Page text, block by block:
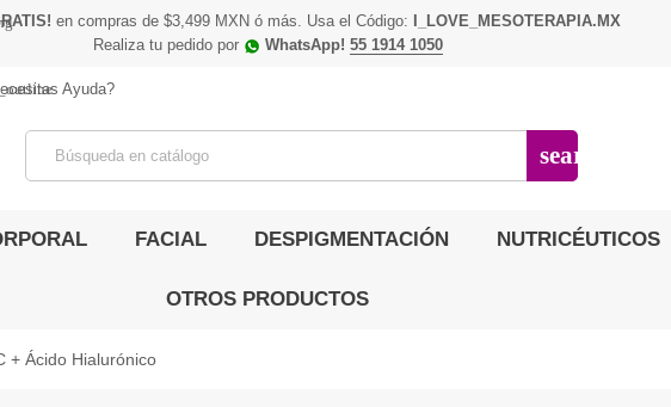
en compras de $3,499 MXN ó más. Usa el Código:
I_LOVE_MESOTERAPIA.MX
Realiza tu pedido por
WhatsApp! 55 1914 1050
Ayuda?
search
FACIAL DESPIGMENTACIÓN NUTRICÉUTICOS
OTROS PRODUCTOS
+ Ácido Hialurónico